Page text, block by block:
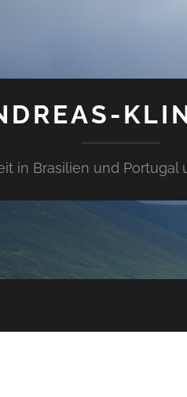
in Brasilien und Portugal